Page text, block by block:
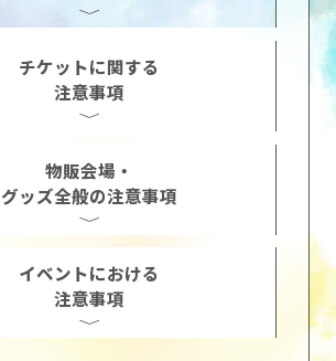
チケットに関する
注意事項
物販会場・
グッズ全般の注意事項
イベントにおける
注意事項